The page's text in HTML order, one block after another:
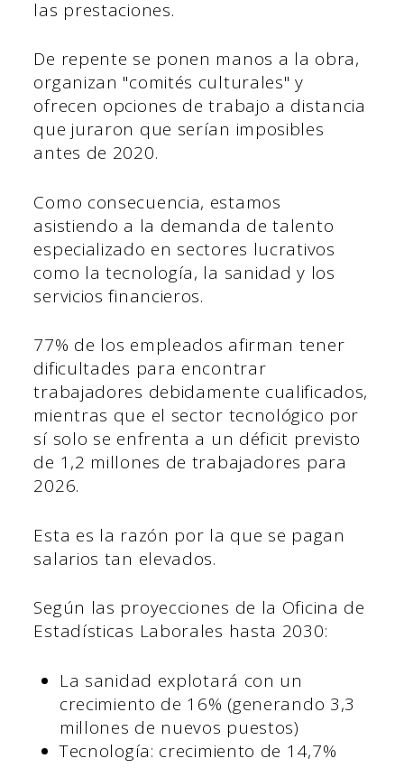
las prestaciones.
De repente se ponen manos a la obra,
organizan "comités culturales" y
ofrecen opciones de trabajo a distancia
que juraron que serían imposibles
antes de 2020.
Como consecuencia, estamos
asistiendo a la demanda de talento
especializado en sectores lucrativos
como la tecnología, la sanidad y los
servicios financieros.
77% de los empleados afirman tener
dificultades para encontrar
trabajadores debidamente cualificados,
mientras que el sector tecnológico por
sí solo se enfrenta a un déficit previsto
de 1,2 millones de trabajadores para
2026.
Esta es la razón por la que se pagan
salarios tan elevados.
Según las proyecciones de la Oficina de
Estadísticas Laborales hasta 2030:
La sanidad explotará con un
crecimiento de 16% (generando 3,3
millones de nuevos puestos)
Tecnología: crecimiento de 14,7%